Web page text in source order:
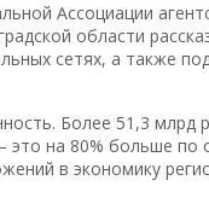
Ассоциации
области
сетях, а также
Более 51,3 млрд
это на 80% больше по
в экономику